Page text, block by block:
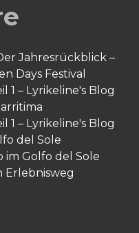
Jahresrückblick –
Days Festival
1 – Lyrikeline's Blog
1 – Lyrikeline's Blog
del Sole
im Golfo del Sole
Erlebnisweg